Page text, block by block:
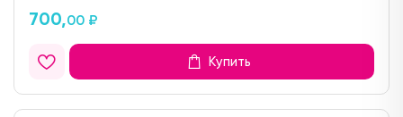
700,00 ₽
Купить